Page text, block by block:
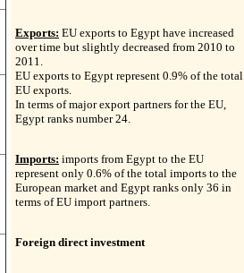
Exports: EU exports to Egypt have increased
over time but slightly decreased from 2010 to
2011.
EU exports to Egypt represent 0.9% of the total
EU exports.
In terms of major export partners for the EU,
Egypt ranks number 24.
Imports: imports from Egypt to the EU
represent only 0.6% of the total imports to the
European market and Egypt ranks only 36 in
terms of EU import partners.
Foreign direct investment